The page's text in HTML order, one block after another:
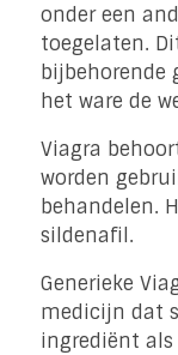
onder een
toegelaten.
bijbehorende
het ware de
Viagra
worden
behandelen.
sildenafil.
Generieke
medicijn dat
ingrediënt als